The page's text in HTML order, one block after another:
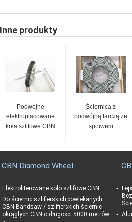
Inne produkty
Podwójne
elektroplacowane
koła szlifowe CBN
Ściernica z
podwójną tarczą ze
spoiwem
CBN Diamond Wheel
Elektroliterowane koło szlifowe CBN
Do ściernic szlifierskich powlekanych
CBN Bandsaw / szlifierskich ściernic
okrągłych CBN o długości 5000 metrów